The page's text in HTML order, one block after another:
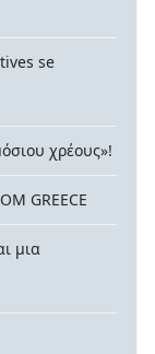
se
χρέους»!
GREECE
μια